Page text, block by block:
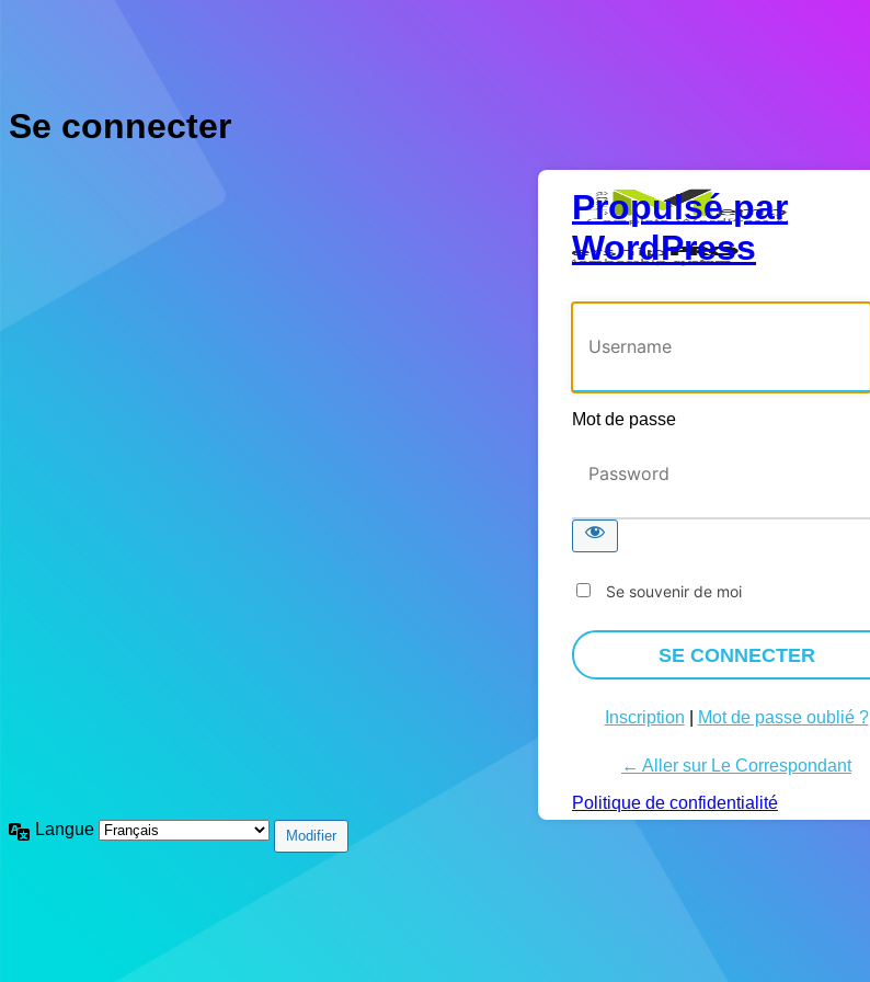
Se connecter
Propulsé par
WordPress
Mot de passe
Se souvenir de moi
Inscription Mot de passe oublié ?
← Aller sur Le Correspondant
Politique de confidentialité
Langue